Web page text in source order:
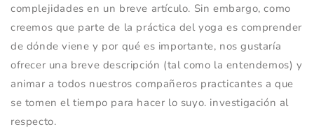
complejidades en un breve artículo. Sin embargo, como
creemos que parte de la práctica del yoga es comprender
de dónde viene y por qué es importante, nos gustaría
ofrecer una breve descripción (tal como la entendemos) y
animar a todos nuestros compañeros practicantes a que
se tomen el tiempo para hacer lo suyo. investigación al
respecto.